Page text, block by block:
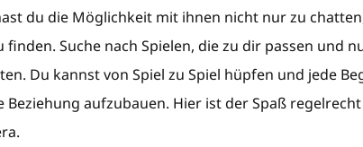
du die Möglichkeit mit ihnen nicht nur zu
finden. Suche nach Spielen, die zu dir passen und
Du kannst von Spiel zu Spiel hüpfen und jede
Beziehung aufzubauen. Hier ist der Spaß